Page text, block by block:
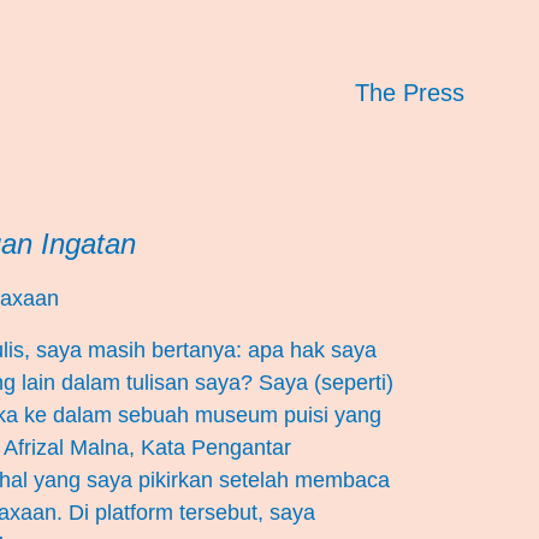
The Press
Ingatan
saya masih bertanya: apa hak saya
lain dalam tulisan saya? Saya (seperti)
ke dalam sebuah museum puisi yang
Malna, Kata Pengantar
yang saya pikirkan setelah membaca
Di platform tersebut, saya